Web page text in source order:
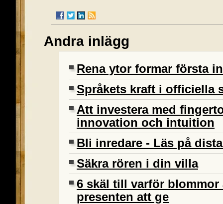
Andra inlägg
Rena ytor formar första
Språkets kraft i officiella
Att investera med
innovation och intuition
Bli inredare - Läs på
Säkra rören i din villa
6 skäl till varför blommor
presenten att ge